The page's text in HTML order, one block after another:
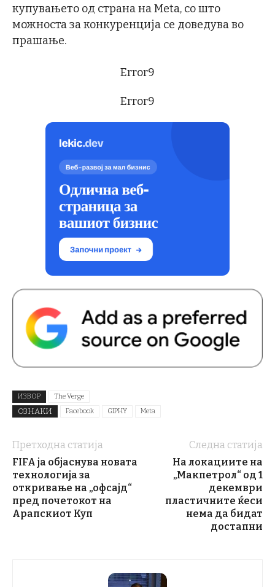
купувањето од страна на Meta, со што
можноста за конкуренција се доведува во
прашање.
Error9
Error9
ИЗВОР The Verge
ОЗНАКИ Facebook GIPHY Meta
Претходна статија
FIFA ја објаснува новата
технологија за
откривање на „офсајд“
пред почетокот на
Арапскиот Куп
Следна статија
На локациите на
„Макпетрол“ од 1
декември
пластичните ќеси
нема да бидат
достапни